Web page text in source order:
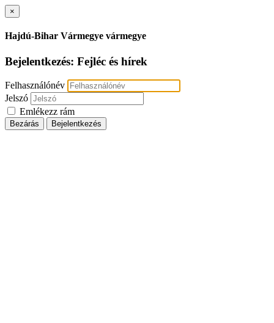
×
Hajdú-Bihar Vármegye vármegye
Bejelentkezés: Fejléc és hírek
Felhasználónév
Jelszó
Emlékezz rám
Bezárás Bejelentkezés